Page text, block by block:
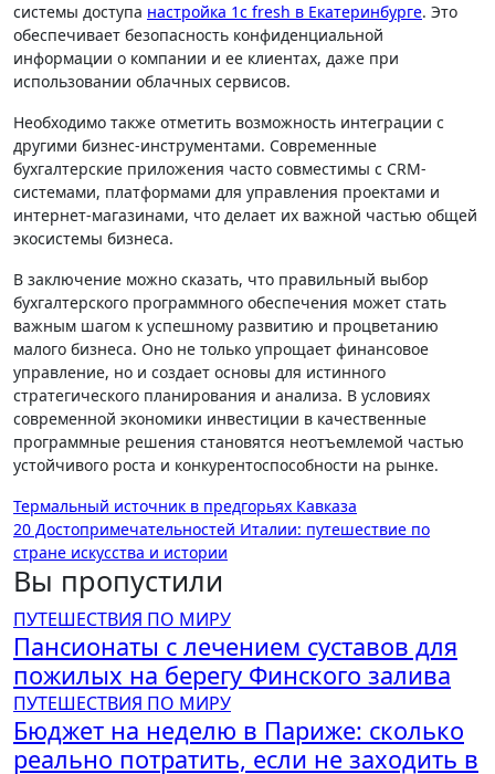
системы доступа настройка 1с fresh в Екатеринбурге. Это
обеспечивает безопасность конфиденциальной
информации о компании и ее клиентах, даже при
использовании облачных сервисов.
Необходимо также отметить возможность интеграции с
другими бизнес-инструментами. Современные
бухгалтерские приложения часто совместимы с CRM-
системами, платформами для управления проектами и
интернет-магазинами, что делает их важной частью общей
экосистемы бизнеса.
В заключение можно сказать, что правильный выбор
бухгалтерского программного обеспечения может стать
важным шагом к успешному развитию и процветанию
малого бизнеса. Оно не только упрощает финансовое
управление, но и создает основы для истинного
стратегического планирования и анализа. В условиях
современной экономики инвестиции в качественные
программные решения становятся неотъемлемой частью
устойчивого роста и конкурентоспособности на рынке.
Навигация
по
записям
Термальный источник в предгорьях Кавказа
20 Достопримечательностей Италии: путешествие по
стране искусства и истории
Вы пропустили
ПУТЕШЕСТВИЯ ПО МИРУ
Пансионаты с лечением суставов для
пожилых на берегу Финского залива
ПУТЕШЕСТВИЯ ПО МИРУ
Бюджет на неделю в Париже: сколько
реально потратить, если не заходить в